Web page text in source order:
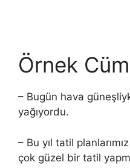
Örnek
– Bugün hava
yağıyordu.
– Bu yıl tatil
çok güzel bir tatil